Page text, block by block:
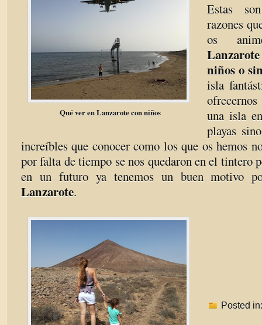
Qué ver en Lanzarote con niños
Estas
razones
os
Lanzarote
niños o
isla
una isla
playas
increíbles que conocer como los que os hemos
por falta de tiempo se nos quedaron en el tintero
en un futuro ya tenemos un buen motivo
Lanzarote.
Posted